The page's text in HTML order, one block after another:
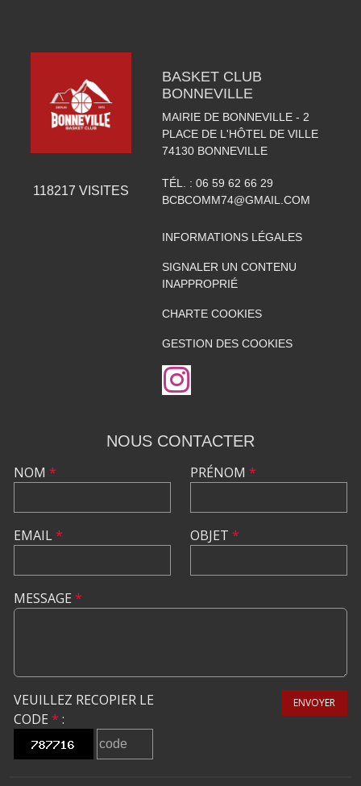
118217 VISITES
BASKET CLUB
BONNEVILLE
MAIRIE DE BONNEVILLE - 2
PLACE DE L'HÔTEL DE VILLE
74130 BONNEVILLE
TÉL. : 06 59 62 66 29
BCBCOMM74@GMAIL.COM
INFORMATIONS LÉGALES
SIGNALER UN CONTENU
INAPPROPRIÉ
CHARTE COOKIES
GESTION DES COOKIES
NOUS CONTACTER
NOM *
EMAIL*
PRÉNOM *
OBJET *
MESSAGE *
VEUILLEZ RECOPIER LE
CODE * :
ENVOYER